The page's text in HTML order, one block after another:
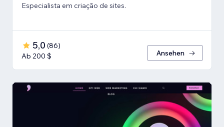
Especialista em criação de sites.
5,0 (86)
Ab 200 $
Ansehen